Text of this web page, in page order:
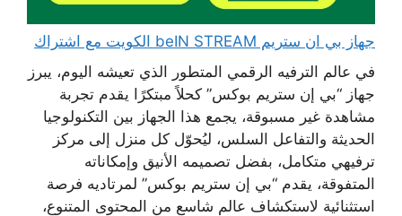
جهاز بي ان ستريم beIN STREAM الكويت مع اشتراك
في عالم الترفيه الرقمي المتطور الذي تعيشه اليوم، يبرز
جهاز “بي إن ستريم بوكس” كحلاً مبتكرًا يقدم تجربة
مشاهدة غير مسبوقة، يجمع هذا الجهاز بين التكنولوجيا
الحديثة والتفاعل السلس، ليُحوّل كل منزل إلى مركز
ترفيهي متكامل، بفضل تصميمه الأنيق وإمكاناته
المتفوقة، يقدم “بي إن ستريم بوكس” لمرتاديه فرصة
استثنائية لاستكشاف عالمٍ شاسع من المحتوى المتنوع،